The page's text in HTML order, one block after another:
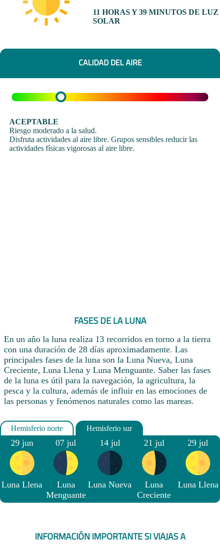
11 HORAS Y 39 MINUTOS DE LUZ
SOLAR
CALIDAD DEL AIRE
ACEPTABLE
Riesgo moderado a la salud.
Disfruta actividades al aire libre. Grupos sensibles reducir las
actividades físicas vigorosas al aire libre.
FASES DE LA LUNA
En un año la luna realiza 13 recorridos en torno a la tierra
con una duración de 28 días aproximadamente. Las
principales fases de la luna son la Luna Nueva, Luna
Creciente, Luna Llena y Luna Menguante. Saber las fases
de la luna es útil para la navegación, la agricultura, la
pesca y la cultura, además de influir en las emociones de
las personas y fenómenos naturales como las mareas.
29 jun
Luna Llena
07 jul
Luna
Menguante
14 jul
Luna Nueva
21 jul
Luna
Creciente
29 jul
Luna Llena
INFORMACIÓN IMPORTANTE SI VIAJAS A